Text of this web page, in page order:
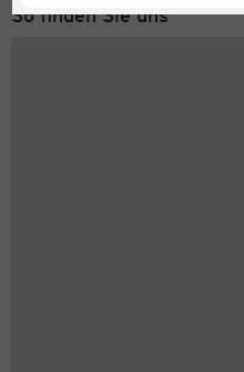
So finden Sie uns